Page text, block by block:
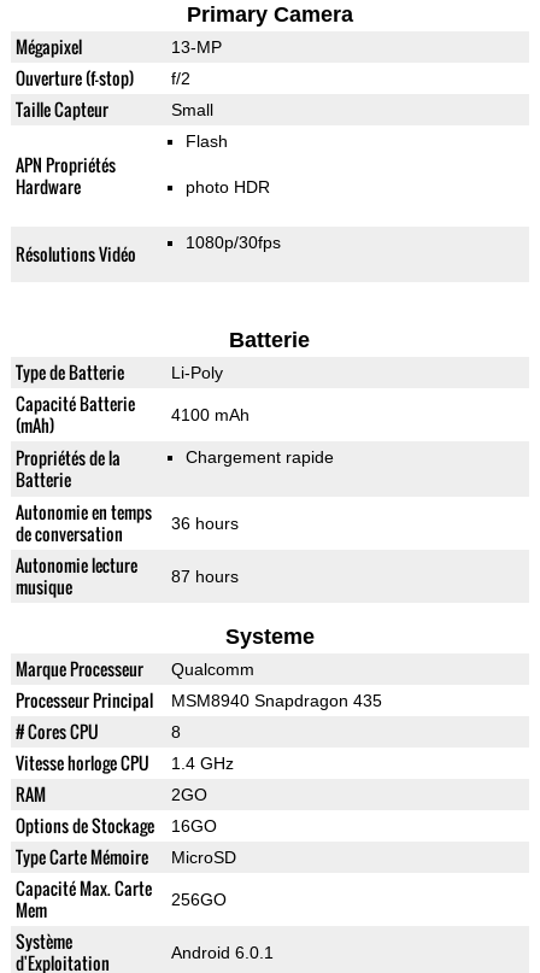
Primary Camera
Mégapixel 13-MP
Ouverture (f-stop) f/2
Taille Capteur Small
APN Propriétés
Hardware
Flash
photo HDR
Résolutions Vidéo 1080p/30fps
Batterie
Type de Batterie Li-Poly
Capacité Batterie
(mAh)
4100 mAh
Propriétés de la
Batterie
Chargement rapide
Autonomie en temps
de conversation
36 hours
Autonomie lecture
musique
87 hours
Systeme
Marque Processeur Qualcomm
Processeur Principal MSM8940 Snapdragon 435
# Cores CPU 8
Vitesse horloge CPU 1.4 GHz
RAM 2GO
Options de Stockage 16GO
Type Carte Mémoire MicroSD
Capacité Max. Carte
Mem
256GO
Système
d'Exploitation
Android 6.0.1